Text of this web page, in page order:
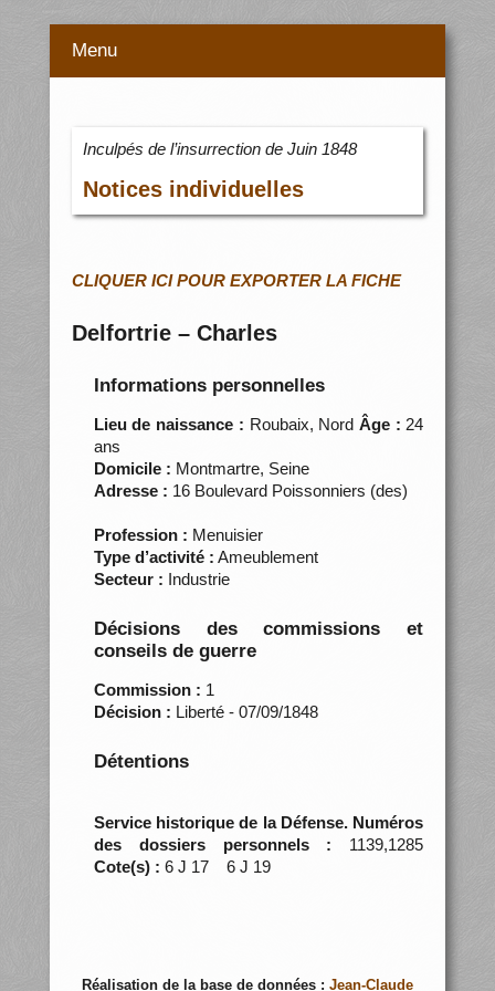
Menu
Inculpés de l’insurrection de Juin 1848
Notices individuelles
CLIQUER ICI POUR EXPORTER LA FICHE
Delfortrie – Charles
Informations personnelles
Lieu de naissance : Roubaix, Nord Âge : 24
ans
Domicile : Montmartre, Seine
Adresse : 16 Boulevard Poissonniers (des)
Profession : Menuisier
Type d’activité : Ameublement
Secteur : Industrie
Décisions des commissions et
conseils de guerre
Commission : 1
Décision : Liberté - 07/09/1848
Détentions
Service historique de la Défense. Numéros
des dossiers personnels : 1139,1285
Cote(s) : 6 J 17 6 J 19
Réalisation de la base de données : Jean-Claude